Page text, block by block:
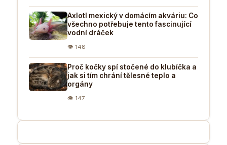
Axlotl mexický v domácím akváriu: Co
všechno potřebuje tento fascinující
vodní dráček
👁 148
Proč kočky spí stočené do klubíčka a
jak si tím chrání tělesné teplo a
orgány
👁 147